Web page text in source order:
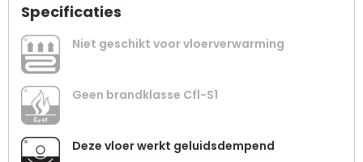
Specificaties
Niet geschikt voor vloerverwarming
Geen brandklasse Cfl-S1
Deze vloer werkt geluidsdempend